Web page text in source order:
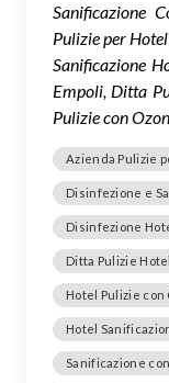
Sanificazione
Pulizie per
Sanificazione
Empoli, Ditta
Pulizie con
Azienda Pulizie
Disinfezione e
Disinfezione
Ditta Pulizie
Hotel Pulizie con
Hotel
Sanificazione